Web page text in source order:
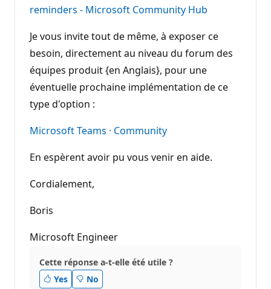
reminders - Microsoft Community Hub
Je vous invite tout de même, à exposer ce
besoin, directement au niveau du forum des
équipes produit {en Anglais}, pour une
éventuelle prochaine implémentation de ce
type d'option :
Microsoft Teams · Community
En espèrent avoir pu vous venir en aide.
Cordialement,
Boris
Microsoft Engineer
Cette réponse a-t-elle été utile ?
Yes
No